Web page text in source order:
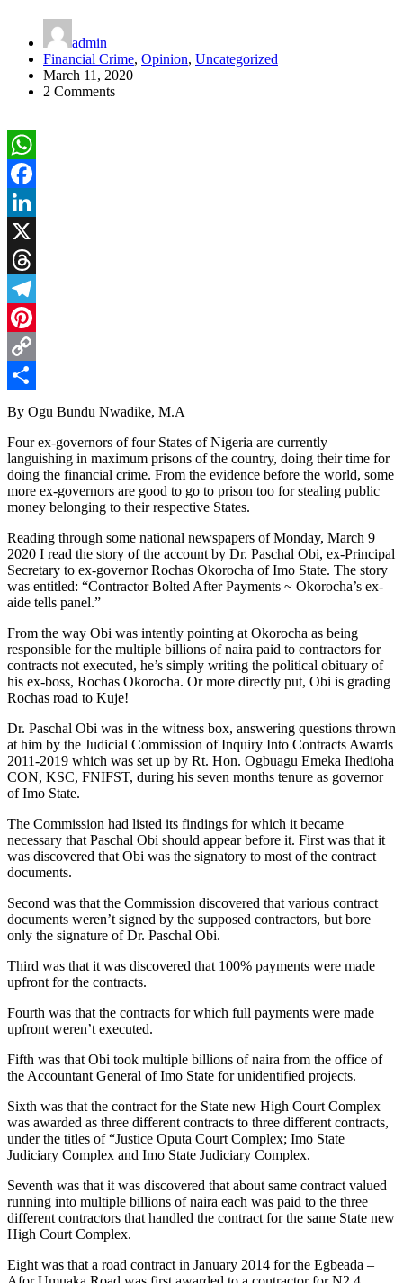
admin
Financial Crime, Opinion, Uncategorized
March 11, 2020
2 Comments
WhatsApp
Facebook
LinkedIn
X
Threads
Telegram
Pinterest
Copy
Link
Share
By Ogu Bundu Nwadike, M.A
Four ex-governors of four States of Nigeria are currently
languishing in maximum prisons of the country, doing their time for
doing the financial crime. From the evidence before the world, some
more ex-governors are good to go to prison too for stealing public
money belonging to their respective States.
Reading through some national newspapers of Monday, March 9
2020 I read the story of the account by Dr. Paschal Obi, ex-Principal
Secretary to ex-governor Rochas Okorocha of Imo State. The story
was entitled: “Contractor Bolted After Payments ~ Okorocha’s ex-
aide tells panel.”
From the way Obi was intently pointing at Okorocha as being
responsible for the multiple billions of naira paid to contractors for
contracts not executed, he’s simply writing the political obituary of
his ex-boss, Rochas Okorocha. Or more directly put, Obi is grading
Rochas road to Kuje!
Dr. Paschal Obi was in the witness box, answering questions thrown
at him by the Judicial Commission of Inquiry Into Contracts Awards
2011-2019 which was set up by Rt. Hon. Ogbuagu Emeka Ihedioha
CON, KSC, FNIFST, during his seven months tenure as governor
of Imo State.
The Commission had listed its findings for which it became
necessary that Paschal Obi should appear before it. First was that it
was discovered that Obi was the signatory to most of the contract
documents.
Second was that the Commission discovered that various contract
documents weren’t signed by the supposed contractors, but bore
only the signature of Dr. Paschal Obi.
Third was that it was discovered that 100% payments were made
upfront for the contracts.
Fourth was that the contracts for which full payments were made
upfront weren’t executed.
Fifth was that Obi took multiple billions of naira from the office of
the Accountant General of Imo State for unidentified projects.
Sixth was that the contract for the State new High Court Complex
was awarded as three different contracts to three different contracts,
under the titles of “Justice Oputa Court Complex; Imo State
Judiciary Complex and Imo State Judiciary Complex.
Seventh was that it was discovered that about same contract valued
running into multiple billions of naira each was paid to the three
different contractors that handled the contract for the same State new
High Court Complex.
Eight was that a road contract in January 2014 for the Egbeada –